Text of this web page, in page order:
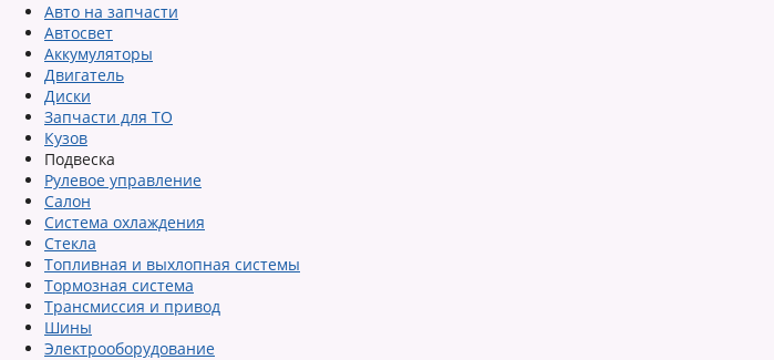
Авто на запчасти
Автосвет
Аккумуляторы
Двигатель
Диски
Запчасти для ТО
Кузов
Подвеска
Рулевое управление
Салон
Система охлаждения
Стекла
Топливная и выхлопная системы
Тормозная система
Трансмиссия и привод
Шины
Электрооборудование